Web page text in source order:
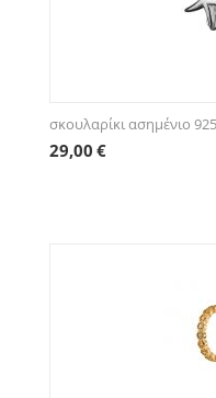
σκουλαρίκι ασημένιο
29,00 €